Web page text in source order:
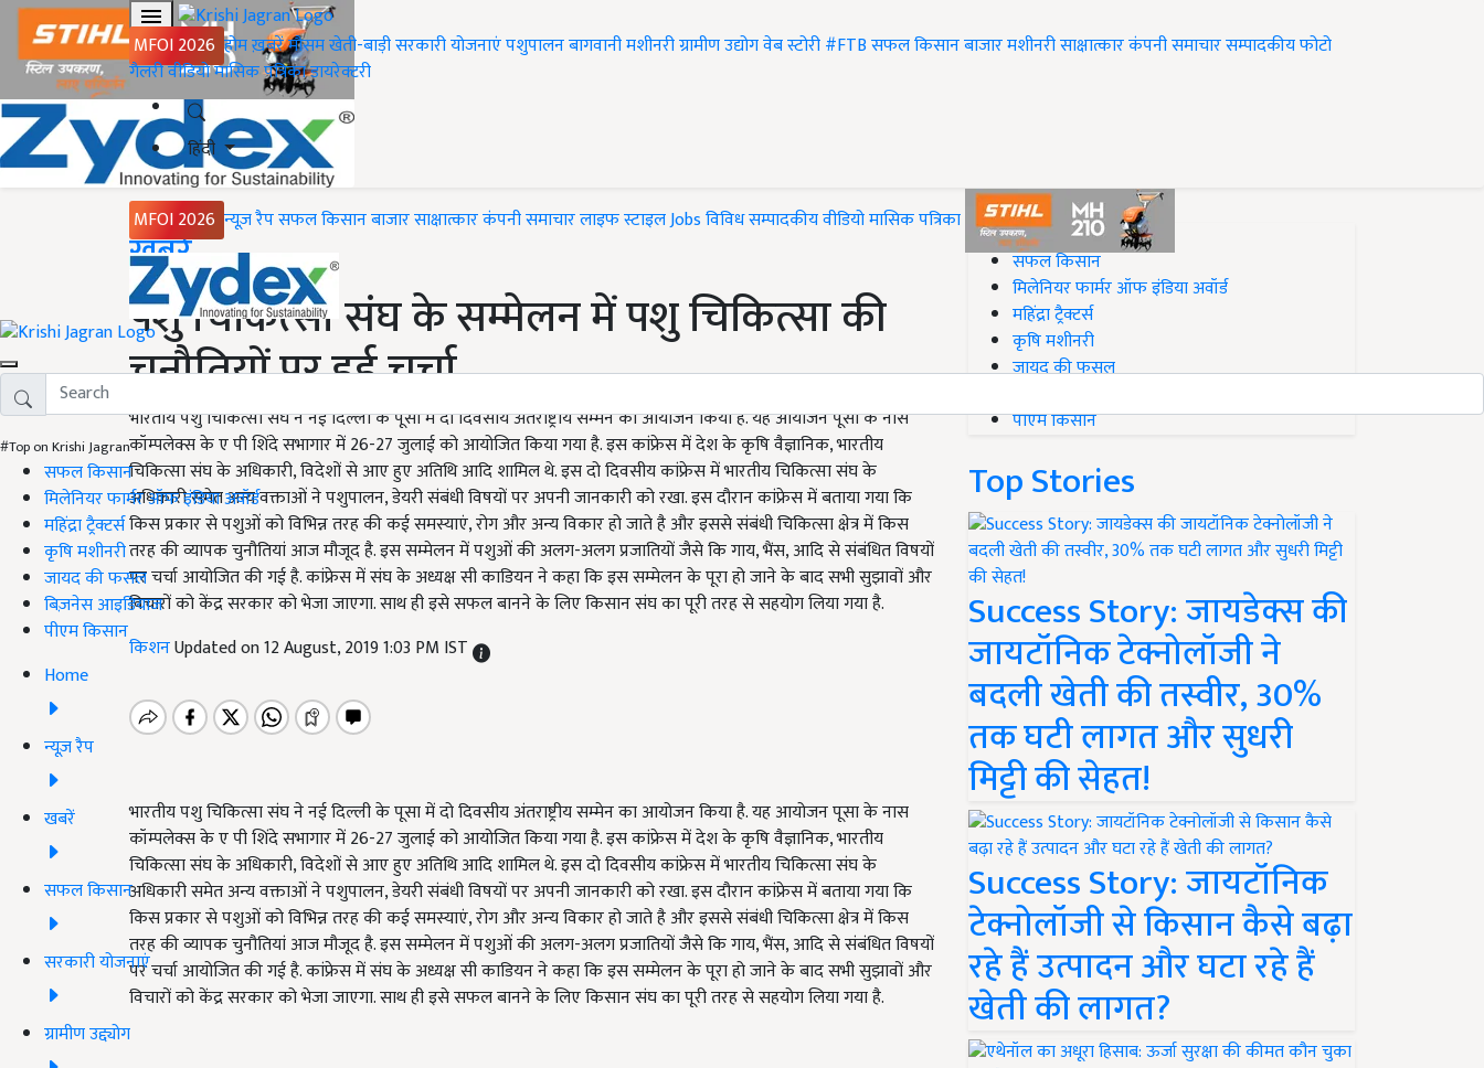
MFOI 2026 होमख़बरेंमौसमखेती-बाड़ीसरकारी योजनाएंपशुपालनबागवानीमशीनरीग्रामीण उद्योगवेब स्टोरी#FTBसफल किसानबाजारमशीनरीसाक्षात्कारकंपनी समाचारसम्पादकीयफोटो
गैलरीवीडियोमासिक पत्रिकाडायरेक्टरी
हिंदी
MFOI 2026 न्यूज़ रैपसफल किसानबाजारसाक्षात्कारकंपनी समाचारलाइफ स्टाइलJobsविविधसम्पादकीयवीडियोमासिक पत्रिका
#Top on Krishi Jagran
सफल किसान
मिलेनियर फार्मर ऑफ इंडिया अवॉर्ड
महिंद्रा ट्रैक्टर्स
कृषि मशीनरी
जायद की फसल
बिज़नेस आइडियाज
पीएम किसान
Home
न्यूज़ रैप
खबरें
सफल किसान
सरकारी योजनाएं
ग्रामीण उद्द्योग
Home
ख़बरें
पशु चिकित्सा संघ के सम्मेलन में पशु चिकित्सा की
चुनौतियों पर हुई चर्चा
भारतीय पशु चिकित्सा संघ ने नई दिल्ली के पूसा में दो दिवसीय अंतराष्ट्रीय सम्मेन का आयोजन किया है. यह आयोजन पूसा के नास
कॉम्पलेक्स के ए पी शिंदे सभागार में 26-27 जुलाई को आयोजित किया गया है. इस कांफ्रेस में देश के कृषि वैज्ञानिक, भारतीय
चिकित्सा संघ के अधिकारी, विदेशों से आए हुए अतिथि आदि शामिल थे. इस दो दिवसीय कांफ्रेस में भारतीय चिकित्सा संघ के
अधिकारी समेत अन्य वक्ताओं ने पशुपालन, डेयरी संबंधी विषयों पर अपनी जानकारी को रखा. इस दौरान कांफ्रेस में बताया गया कि
किस प्रकार से पशुओं को विभिन्न तरह की कई समस्याएं, रोग और अन्य विकार हो जाते है और इससे संबंधी चिकित्सा क्षेत्र में किस
तरह की व्यापक चुनौतियां आज मौजूद है. इस सम्मेलन में पशुओं की अलग-अलग प्रजातियों जैसे कि गाय, भैंस, आदि से संबंधित विषयों
पर चर्चा आयोजित की गई है. कांफ्रेस में संघ के अध्यक्ष सी काडियन ने कहा कि इस सम्मेलन के पूरा हो जाने के बाद सभी सुझावों और
विचारों को केंद्र सरकार को भेजा जाएगा. साथ ही इसे सफल बानने के लिए किसान संघ का पूरी तरह से सहयोग लिया गया है.
किशनUpdated on 12 August, 2019 1:03 PM IST
भारतीय पशु चिकित्सा संघ ने नई दिल्ली के पूसा में दो दिवसीय अंतराष्ट्रीय सम्मेन का आयोजन किया है. यह आयोजन पूसा के नास
कॉम्पलेक्स के ए पी शिंदे सभागार में 26-27 जुलाई को आयोजित किया गया है. इस कांफ्रेस में देश के कृषि वैज्ञानिक, भारतीय
चिकित्सा संघ के अधिकारी, विदेशों से आए हुए अतिथि आदि शामिल थे. इस दो दिवसीय कांफ्रेस में भारतीय चिकित्सा संघ के
अधिकारी समेत अन्य वक्ताओं ने पशुपालन, डेयरी संबंधी विषयों पर अपनी जानकारी को रखा. इस दौरान कांफ्रेस में बताया गया कि
किस प्रकार से पशुओं को विभिन्न तरह की कई समस्याएं, रोग और अन्य विकार हो जाते है और इससे संबंधी चिकित्सा क्षेत्र में किस
तरह की व्यापक चुनौतियां आज मौजूद है. इस सम्मेलन में पशुओं की अलग-अलग प्रजातियों जैसे कि गाय, भैंस, आदि से संबंधित विषयों
पर चर्चा आयोजित की गई है. कांफ्रेस में संघ के अध्यक्ष सी काडियन ने कहा कि इस सम्मेलन के पूरा हो जाने के बाद सभी सुझावों और
विचारों को केंद्र सरकार को भेजा जाएगा. साथ ही इसे सफल बानने के लिए किसान संघ का पूरी तरह से सहयोग लिया गया है.
#Top on Krishi Jagran
सफल किसान
मिलेनियर फार्मर ऑफ इंडिया अवॉर्ड
महिंद्रा ट्रैक्टर्स
कृषि मशीनरी
जायद की फसल
पीएम किसान
Top Stories
Success Story: जायडेक्स की
जायटॉनिक टेक्नोलॉजी ने
बदली खेती की तस्वीर, 30%
तक घटी लागत और सुधरी
मिट्टी की सेहत!
Success Story: जायटॉनिक
टेक्नोलॉजी से किसान कैसे बढ़ा
रहे हैं उत्पादन और घटा रहे हैं
खेती की लागत?